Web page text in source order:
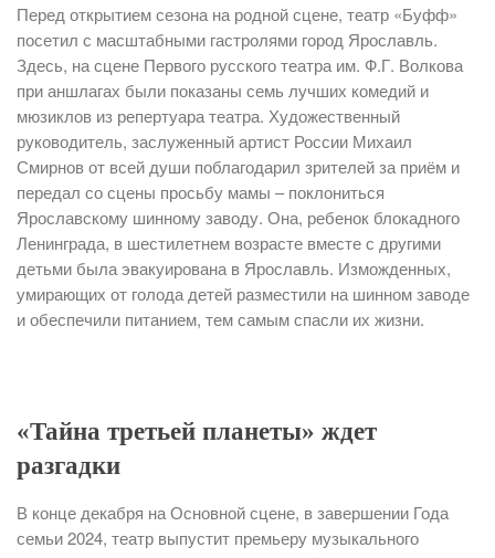
Перед открытием сезона на родной сцене, театр «Буфф»
посетил с масштабными гастролями город Ярославль.
Здесь, на сцене Первого русского театра им. Ф.Г. Волкова
при аншлагах были показаны семь лучших комедий и
мюзиклов из репертуара театра. Художественный
руководитель, заслуженный артист России Михаил
Смирнов от всей души поблагодарил зрителей за приём и
передал со сцены просьбу мамы – поклониться
Ярославскому шинному заводу. Она, ребенок блокадного
Ленинграда, в шестилетнем возрасте вместе с другими
детьми была эвакуирована в Ярославль. Изможденных,
умирающих от голода детей разместили на шинном заводе
и обеспечили питанием, тем самым спасли их жизни.
«Тайна третьей планеты» ждет
разгадки
В конце декабря на Основной сцене, в завершении Года
семьи 2024, театр выпустит премьеру музыкального